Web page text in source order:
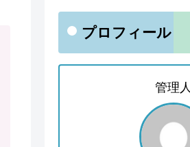
プロフィール
管理人